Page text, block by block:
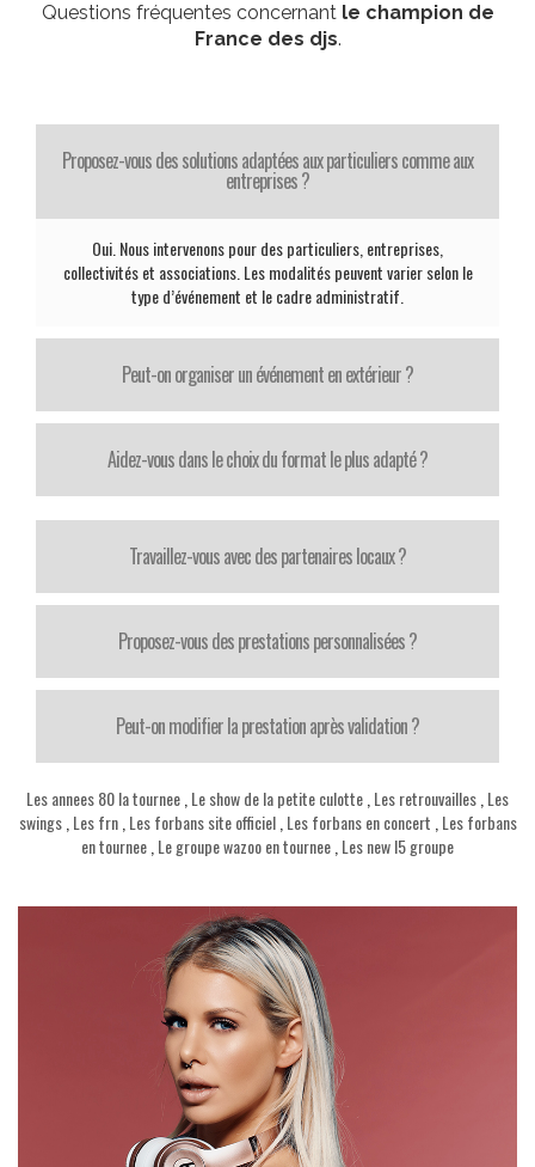
Questions fréquentes concernant le champion de
France des djs.
Proposez-vous des solutions adaptées aux particuliers comme aux
entreprises ?
Oui. Nous intervenons pour des particuliers, entreprises,
collectivités et associations. Les modalités peuvent varier selon le
type d’événement et le cadre administratif.
Peut-on organiser un événement en extérieur ?
Aidez-vous dans le choix du format le plus adapté ?
Travaillez-vous avec des partenaires locaux ?
Proposez-vous des prestations personnalisées ?
Peut-on modifier la prestation après validation ?
Les annees 80 la tournee Le show de la petite culotte Les retrouvailles Les
swings, Les frn, Les forbans site officiel, Les forbans en concert Les forbans
en tournee Le groupe wazoo en tournee Les new l5 groupe